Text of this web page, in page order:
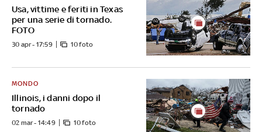
Usa, vittime e feriti in Texas
per una serie di tornado.
FOTO
30 apr - 17:59 10 foto
Illinois, i danni dopo il
tornado
MONDO
02 mar - 14:49 10 foto